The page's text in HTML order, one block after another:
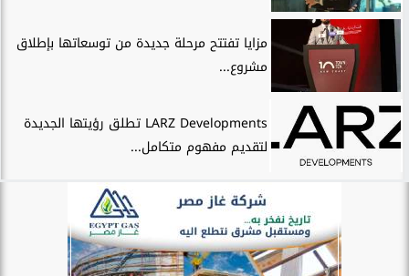
مزايا تفتتح مرحلة جديدة من توسعاتها بإطلاق
مشروع...
LARZ Developments تطلق رؤيتها الجديدة
لتقديم مفهوم متكامل...